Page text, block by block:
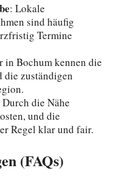
: Lokale
sind häufig
Termine
in Bochum kennen die
die zuständigen
Durch die Nähe
und die
Regel klar und fair.
(FAQs)